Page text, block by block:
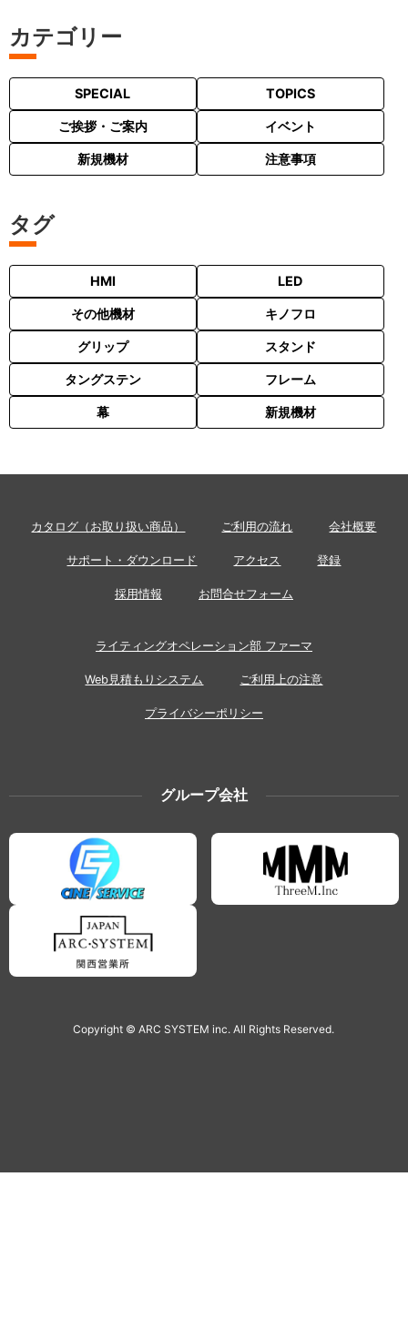
カテゴリー
SPECIAL TOPICS
ご挨拶・ご案内 イベント
新規機材 注意事項
タグ
HMI LED
その他機材 キノフロ
グリップ スタンド
タングステン フレーム
幕 新規機材
カタログ（お取り扱い商品） ご利用の流れ 会社概要
サポート・ダウンロード アクセス 登録
採用情報 お問合せフォーム
ライティングオペレーション部 ファーマ
Web見積もりシステム ご利用上の注意
プライバシーポリシー
グループ会社
Copyright © ARC SYSTEM inc. All Rights Reserved.